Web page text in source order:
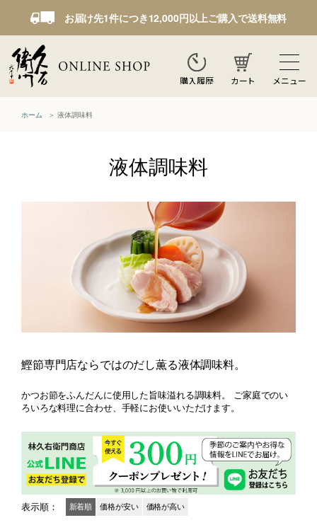
お届け先1件につき12,000円以上ご購入で送料無料
購入履歴 カート メニュー
ホーム 液体調味料
液体調味料
鰹節専門店ならではのだし薫る液体調味料。
かつお節をふんだんに使用した旨味溢れる調味料。 ご家庭でのい
ろいろな料理に合わせ、手軽にお使いいただけます。
表示順： 新着順 価格が安い 価格が高い